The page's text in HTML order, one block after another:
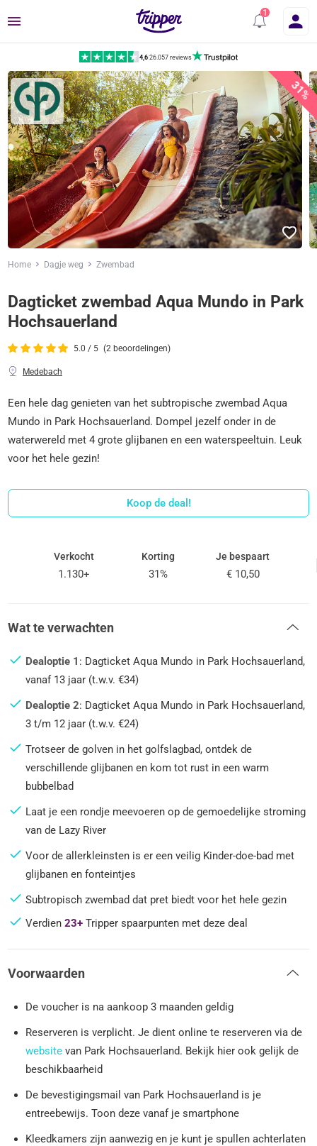
Menu
4,6|26.057 reviews
31%
Home Dagje weg Zwembad
Dagticket zwembad Aqua Mundo in Park
Hochsauerland
5.0 / 5 (2 beoordelingen)
Medebach
Een hele dag genieten van het subtropische zwembad Aqua
Mundo in Park Hochsauerland. Dompel jezelf onder in de
waterwereld met 4 grote glijbanen en een waterspeeltuin. Leuk
voor het hele gezin!
Koop de deal!
Verkocht
1.130+
Korting
31%
Je bespaart
€ 10,50
Wat te verwachten
Dealoptie 1 : Dagticket Aqua Mundo in Park Hochsauerland,
vanaf 13 jaar (t.w.v. €34)
Dealoptie 2: Dagticket Aqua Mundo in Park Hochsauerland,
3 t/m 12 jaar (t.w.v. €24)
Trotseer de golven in het golfslagbad, ontdek de
verschillende glijbanen en kom tot rust in een warm
bubbelbad
Laat je een rondje meevoeren op de gemoedelijke stroming
van de Lazy River
Voor de allerkleinsten is er een veilig Kinder-doe-bad met
glijbanen en fonteintjes
Subtropisch zwembad dat pret biedt voor het hele gezin
Verdien23+ Tripper spaarpunten met deze deal
Voorwaarden
De voucher is na aankoop 3 maanden geldig
Reserveren is verplicht. Je dient online te reserveren via de
website van Park Hochsauerland. Bekijk hier ook gelijk de
beschikbaarheid
De bevestigingsmail van Park Hochsauerland is je
entreebewijs. Toon deze vanaf je smartphone
Kleedkamers zijn aanwezig en je kunt je spullen achterlaten